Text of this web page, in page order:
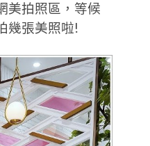
美拍照區，等候
幾張美照啦!